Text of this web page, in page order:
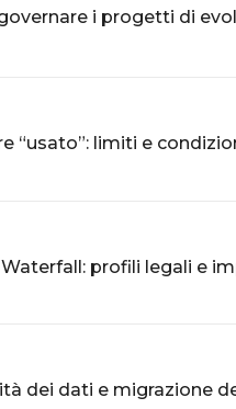
i progetti di
“usato”: limiti e
profili legali e
dei dati e migrazione